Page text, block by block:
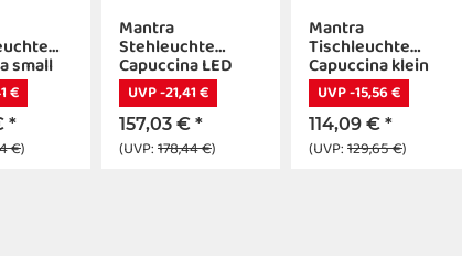
small
€
*
€)
Mantra
Stehleuchte
Capuccina LED
weiß
UVP -21,41 €
157,03 € *
(UVP:178,44 €)
Mantra
Tischleuchte
Capuccina klein
LED weiß
UVP -15,56 €
114,09 € *
(UVP:129,65 €)